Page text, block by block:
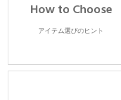
How to Choose
アイテム選びのヒント